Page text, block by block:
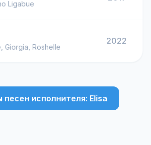
Ligabue
Giorgia Roshelle
2022
песен исполнителя: Elisa